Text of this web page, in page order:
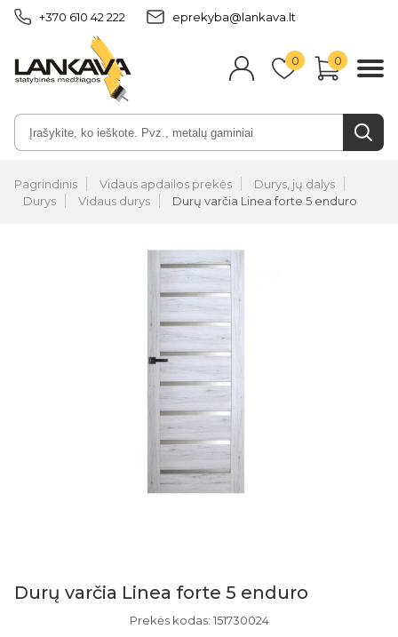
+370 610 42 222 eprekyba@lankava.lt
0 0
Pagrindinis Vidaus apdailos prekės
Durys, jų dalys
Durys
Vidaus durys Durų varčia Linea forte 5 enduro
Durų varčia Linea forte 5 enduro
Prekės kodas: 151730024